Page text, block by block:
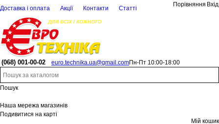
Доставка і оплата Акції Контакти Статті
Порівняння Вхід
(068) 001-00-02 euro.technika.ua@gmail.comПн-Пт 10:00-18:00
Пошук
Наша мережа магазинів
Подивитися на карті
Мій кошик